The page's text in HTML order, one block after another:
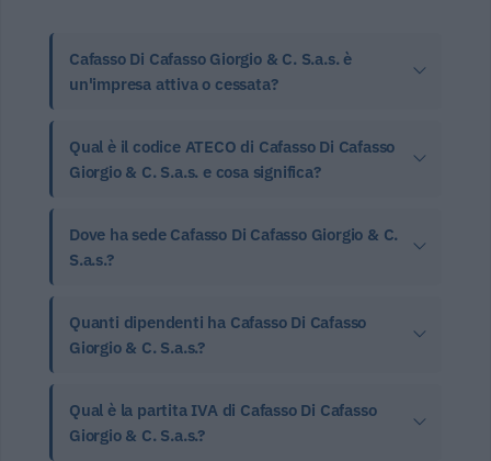
Cafasso Di Cafasso Giorgio & C. S.a.s. è
un'impresa attiva o cessata?
Qual è il codice ATECO di Cafasso Di Cafasso
Giorgio & C. S.a.s. e cosa significa?
Dove ha sede Cafasso Di Cafasso Giorgio & C.
S.a.s.?
Quanti dipendenti ha Cafasso Di Cafasso
Giorgio & C. S.a.s.?
Qual è la partita IVA di Cafasso Di Cafasso
Giorgio & C. S.a.s.?